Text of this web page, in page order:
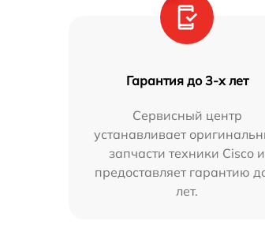
Гарантия до 3-х лет
Сервисный центр
устанавливает
запчасти техники Cisco и
предоставляет гарантию
лет.